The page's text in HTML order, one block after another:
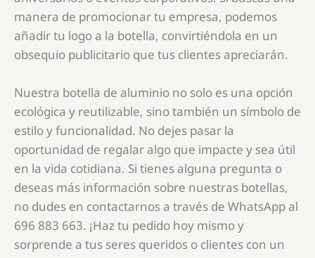
manera de promocionar tu empresa, podemos
añadir tu logo a la botella, convirtiéndola en un
obsequio publicitario que tus clientes apreciarán.
Nuestra botella de aluminio no solo es una opción
ecológica y reutilizable, sino también un símbolo de
estilo y funcionalidad. No dejes pasar la
oportunidad de regalar algo que impacte y sea útil
en la vida cotidiana. Si tienes alguna pregunta o
deseas más información sobre nuestras botellas,
no dudes en contactarnos a través de WhatsApp al
696 883 663. ¡Haz tu pedido hoy mismo y
sorprende a tus seres queridos o clientes con un